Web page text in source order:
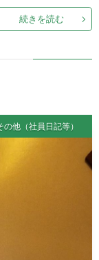
続きを読む
の他（社員日記等）